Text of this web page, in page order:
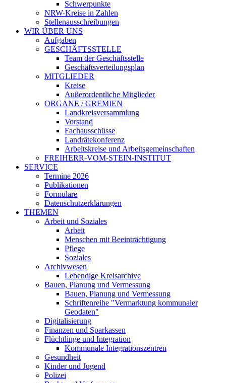
Schwerpunkte
NRW-Kreise in Zahlen
Stellenausschreibungen
WIR ÜBER UNS
Aufgaben
GESCHÄFTSSTELLE
Team der Geschäftsstelle
Geschäftsverteilungsplan
MITGLIEDER
Kreise
Außerordentliche Mitglieder
ORGANE / GREMIEN
Landkreisversammlung
Vorstand
Fachausschüsse
Landrätekonferenz
Arbeitskreise und Arbeitsgemeinschaften
FREIHERR-VOM-STEIN-INSTITUT
SERVICE
Termine 2026
Publikationen
Formulare
Datenschutzerklärungen
THEMEN
Arbeit und Soziales
Arbeit
Menschen mit Beeinträchtigung
Pflege
Soziales
Archivwesen
Lebendige Kreisarchive
Bauen, Planung und Vermessung
Bauen, Planung und Vermessung
Schriftenreihe "Vermarktung kommunaler
Geodaten"
Digitalisierung
Finanzen und Sparkassen
Flüchtlinge und Integration
Kommunale Integrationszentren
Gesundheit
Kinder und Jugend
Polizei